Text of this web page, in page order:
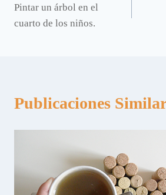
de
Pintar un árbol en el
cuarto de los niños.
Publicaciones